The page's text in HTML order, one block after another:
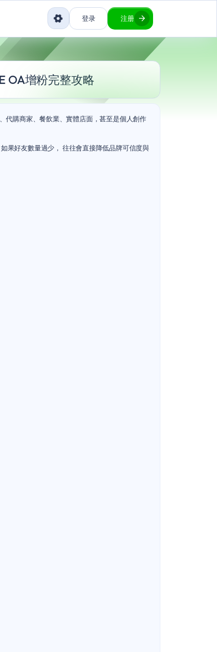
登录 注册
OA增粉完整攻略
代購商家、餐飲業、實體店面，甚至是個人創作
果好友數量過少， 往往會直接降低品牌可信度與